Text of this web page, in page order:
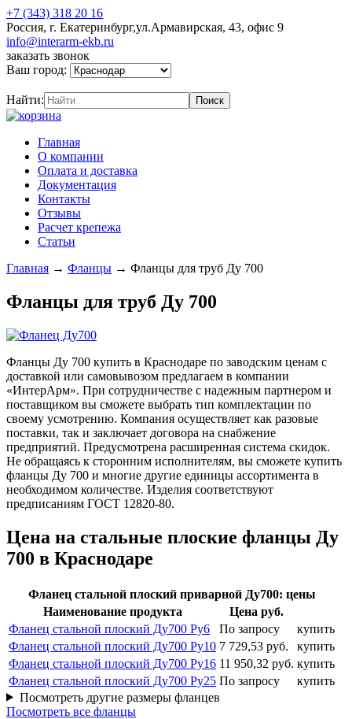
+7 (343) 318 20 16
Россия, г. Екатеринбург,ул.Армавирская, 43, офис 9
info@interarm-ekb.ru
заказать звонок
Ваш город:
Найти:
Главная
О компании
Оплата и доставка
Документация
Контакты
Отзывы
Расчет крепежа
Статьи
Главная → Фланцы → Фланцы для труб Ду 700
Фланцы для труб Ду 700
Фланцы Ду 700 купить в Краснодаре по заводским ценам с
доставкой или самовывозом предлагаем в компании
«ИнтерАрм». При сотрудничестве с надежным партнером и
поставщиком вы сможете выбрать тип комплектации по
своему усмотрению. Компания осуществляет как разовые
поставки, так и заключает договора на снабжение
предприятий. Предусмотрена расширенная система скидок.
Не обращаясь к сторонним исполнителям, вы сможете купить
фланцы Ду 700 и многие другие единицы ассортимента в
необходимом количестве. Изделия соответствуют
предписаниям ГОСТ 12820-80.
Цена на стальные плоские фланцы Ду
700 в Краснодаре
Фланец стальной плоский приварной Ду700: цены
Наименование продукта
Цена руб.
Фланец стальной плоский Ду700 Ру6
По запросу
купить
Фланец стальной плоский Ду700 Ру10 7 729,53 руб.
купить
Фланец стальной плоский Ду700 Ру16 11 950,32 руб. купить
Фланец стальной плоский Ду700 Ру25 По запросу
купить
Посмотреть другие размеры фланцев
Посмотреть все фланцы